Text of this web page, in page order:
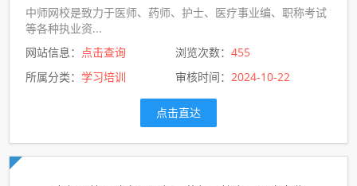
中师网校是致力于医师、药师、护士、医疗事业编、职称考试
等各种执业资...
网站信息： 点击查询 浏览次数：455
所属分类：学习培训 审核时间：2024-10-22
点击直达